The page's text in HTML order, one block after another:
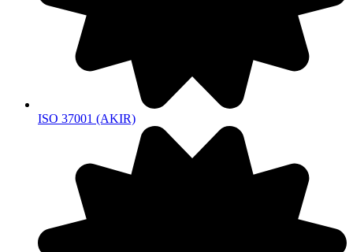
ISO 37001 (AKIR)